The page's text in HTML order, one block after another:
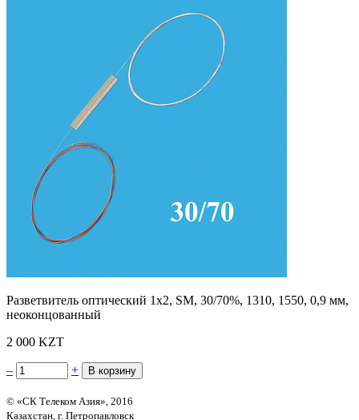
Разветвитель оптический 1х2, SM, 30/70%, 1310, 1550, 0,9 мм,
неоконцованный
2 000 KZT
– +
© «СК Телеком Азия», 2016
Казахстан, г. Петропавловск